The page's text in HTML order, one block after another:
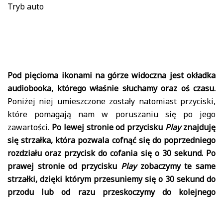
Tryb auto
Pod pięcioma ikonami na górze widoczna jest okładka
audiobooka, którego właśnie słuchamy oraz oś czasu.
Poniżej niej umieszczone zostały natomiast przyciski,
które pomagają nam w poruszaniu się po jego
zawartości. Po lewej stronie od przycisku Playznajduję
się strzałka, która pozwala cofnąć się do poprzedniego
rozdziału oraz przycisk do cofania się o 30 sekund. Po
prawej stronie od przycisku Playzobaczymy te same
strzałki, dzięki którym przesuniemy się o 30 sekund do
przodu lub od razu przeskoczymy do kolejnego